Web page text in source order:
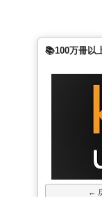
📚100万冊以
←